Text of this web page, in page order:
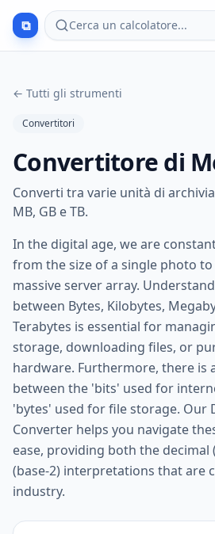
⧉ Cerca un calcolatore...
← Tutti gli strumenti
Convertitori
Convertitore di
Converti tra varie unità di
MB, GB e TB.
In the digital age, we are
from the size of a single photo
massive server array.
between Bytes, Kilobytes,
Terabytes is essential for
storage, downloading files, or
hardware. Furthermore, there is
between the 'bits' used for
'bytes' used for file storage. Our
Converter helps you navigate
ease, providing both the decimal
(base-2) interpretations that are
industry.